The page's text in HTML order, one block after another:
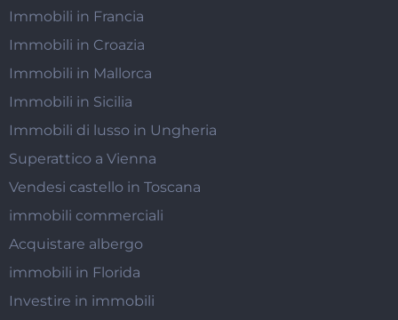
Immobili in Francia
Immobili in Croazia
Immobili in Mallorca
Immobili in Sicilia
Immobili di lusso in Ungheria
Superattico a Vienna
Vendesi castello in Toscana
immobili commerciali
Acquistare albergo
immobili in Florida
Investire in immobili